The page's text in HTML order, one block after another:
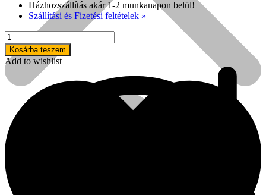
Házhozszállítás akár 1-2 munkanapon belül!
Szállítási és Fizetési feltételek »
12
mm-
es
univerzális
rúdragasztó
(1kg-
kiszerelés)
mennyiség
Kosárba teszem
Add to wishlist